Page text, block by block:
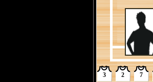
4节 04:30
4节 04:32
4节 04:48
4节 05:12
4节 05:24
4节 05:26
3 2 7